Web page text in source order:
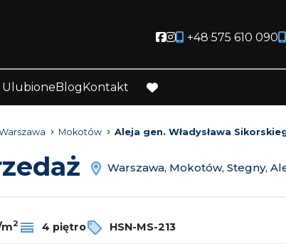
Social link
Social link
+48 575 610 090
UlubioneBlogKontakt
favorite
Mokotów Aleja gen. Władysława
Warszawa, Mokotów, Stegny,
m2 4 piętro HSN-MS-213